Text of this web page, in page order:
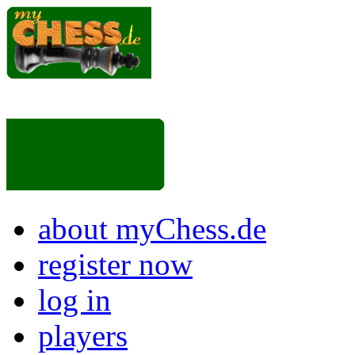
about myChess.de
register now
log in
players